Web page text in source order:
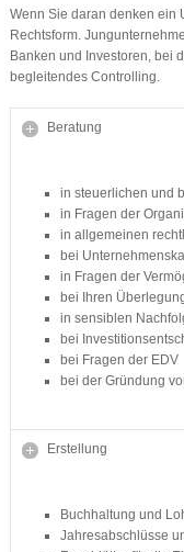
Wenn Sie daran denken ein
Rechtsform.
Banken und Investoren, bei
begleitendes Controlling.
Beratung
in steuerlichen und
in Fragen der
in allgemeinen
bei
in Fragen der
bei Ihren
in sensiblen
bei
bei Fragen der EDV
bei der Gründung
Erstellung
Buchhaltung und
Jahresabschlüsse